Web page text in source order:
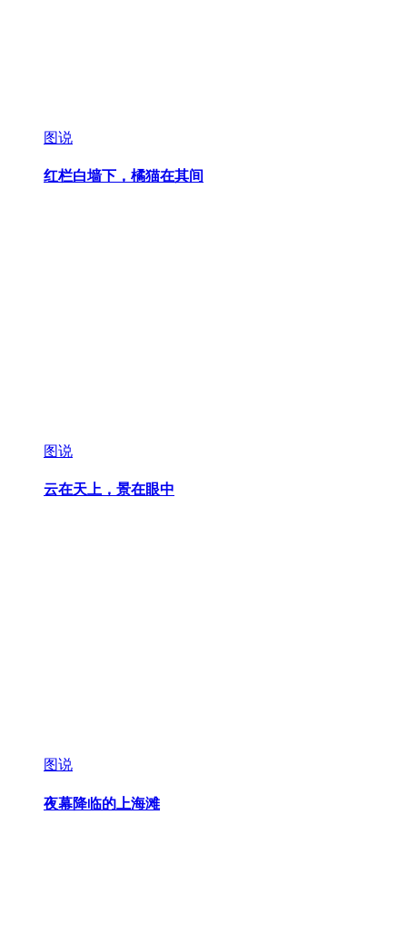
图说
红栏白墙下，橘猫在其间
图说
云在天上，景在眼中
图说
夜幕降临的上海滩